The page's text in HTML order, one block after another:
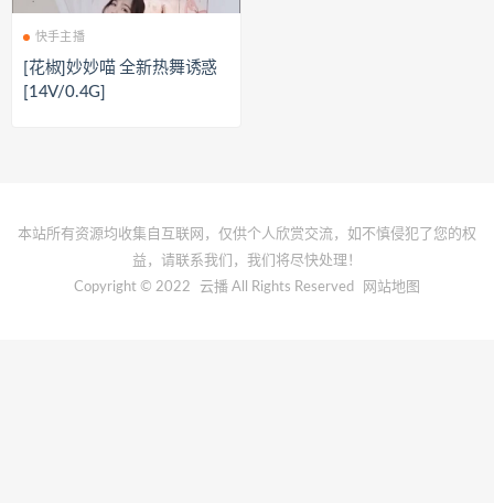
快手主播
[花椒]妙妙喵 全新热舞诱惑
[14V/0.4G]
本站所有资源均收集自互联网，仅供个人欣赏交流，如不慎侵犯了您的权
益，请联系我们，我们将尽快处理！
Copyright © 2022
云播 All Rights Reserved 网站地图